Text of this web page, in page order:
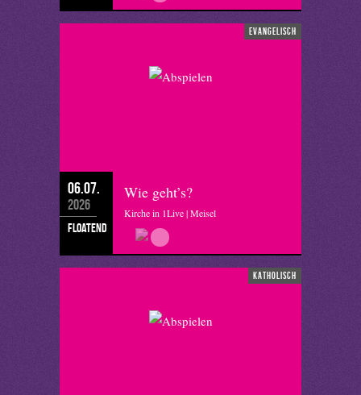
evangelisch
06.07.
2026
floatend
Wie geht’s?
Kirche in 1Live | Meisel
katholisch